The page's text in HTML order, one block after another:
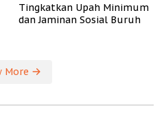
Tingkatkan Upah Minimum
dan Jaminan Sosial Buruh
More